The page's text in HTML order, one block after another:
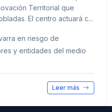
Territorial que
El centro actuará c...
en riesgo de
y entidades del medio
Leer más